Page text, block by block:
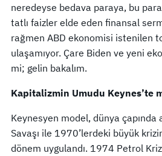
neredeyse bedava paraya, bu
tatlı faizler elde eden finansal
rağmen ABD ekonomisi istenilen
ulaşamıyor. Çare Biden ve yeni
mi; gelin bakalım.
Kapitalizmin Umudu Keynes’te
Keynesyen model, dünya çapında
Savaşı ile 1970’lerdeki büyük krizin
dönem uygulandı. 1974 Petrol